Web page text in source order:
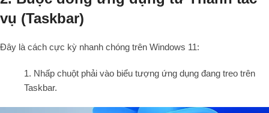
vụ (Taskbar)
Đây là cách cực kỳ nhanh chóng trên Windows 11:
1. Nhấp chuột phải vào biểu tượng ứng dụng đang treo trên
Taskbar.